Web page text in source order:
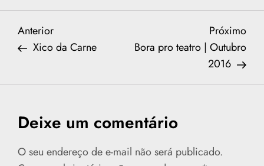
N
v
e
g
Previous
Post
Anterior
Xico da Carne
Post
Próximo
Bora pro teatro | Outubro
2016
Deixe um comentário
O seu endereço de e-mail não será publicado.